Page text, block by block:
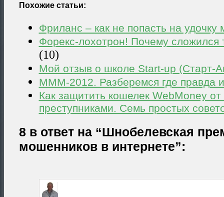
Похожие статьи:
Фриланс – как не попасть на удочку
Форекс-лохотрон! Почему сложился
(10)
Мой отзыв о школе Start-up (Старт-
МММ-2012. Разберемся где правда
Как защитить кошелек WebMoney
преступниками. Семь простых
8 в ответ на “Шнобелевская
мошенников в интернете”: